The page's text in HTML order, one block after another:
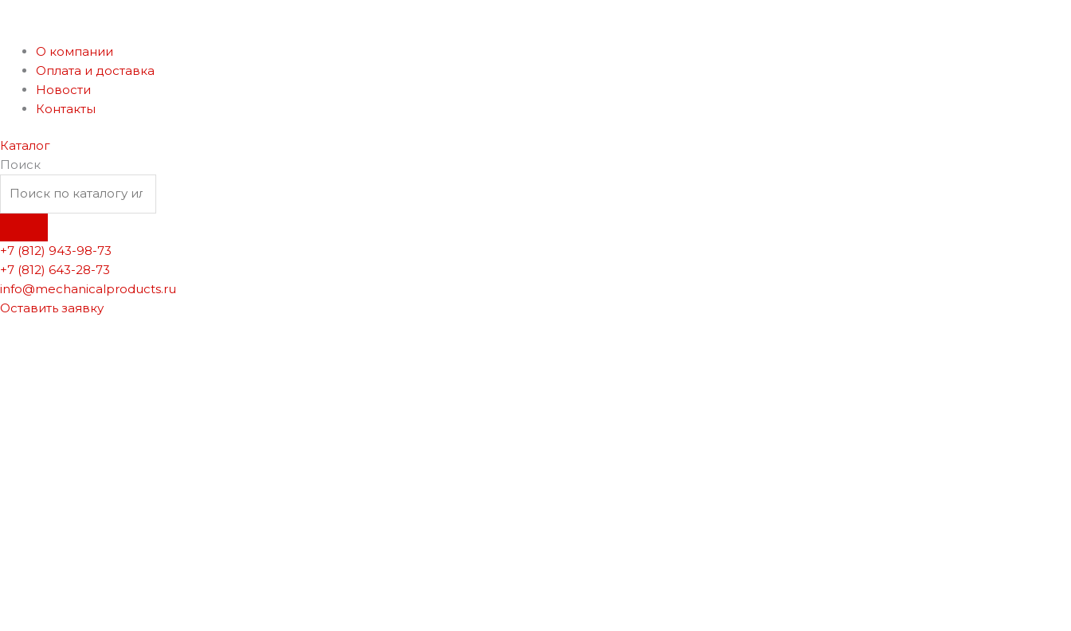
О компании
Оплата и доставка
Новости
Контакты
Каталог
Поиск
+7 (812) 943-98-73
+7 (812) 643-28-73
info@mechanicalproducts.ru
Оставить заявку